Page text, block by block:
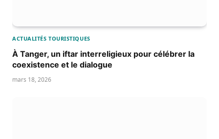
ACTUALITÉS TOURISTIQUES
À Tanger, un iftar interreligieux pour célébrer la
coexistence et le dialogue
mars 18, 2026